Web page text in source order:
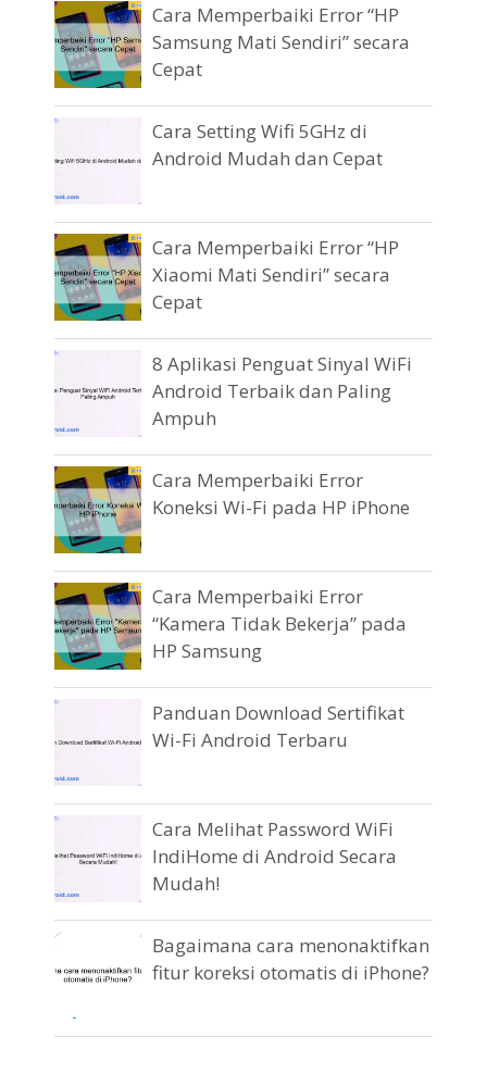
Cara Memperbaiki Error “HP
Samsung Mati Sendiri” secara
Cepat
Cara Setting Wifi 5GHz di
Android Mudah dan Cepat
Cara Memperbaiki Error “HP
Xiaomi Mati Sendiri” secara
Cepat
8 Aplikasi Penguat Sinyal WiFi
Android Terbaik dan Paling
Ampuh
Cara Memperbaiki Error
Koneksi Wi-Fi pada HP iPhone
Cara Memperbaiki Error
“Kamera Tidak Bekerja” pada
HP Samsung
Panduan Download Sertifikat
Wi-Fi Android Terbaru
Cara Melihat Password WiFi
IndiHome di Android Secara
Mudah!
Bagaimana cara menonaktifkan
fitur koreksi otomatis di iPhone?